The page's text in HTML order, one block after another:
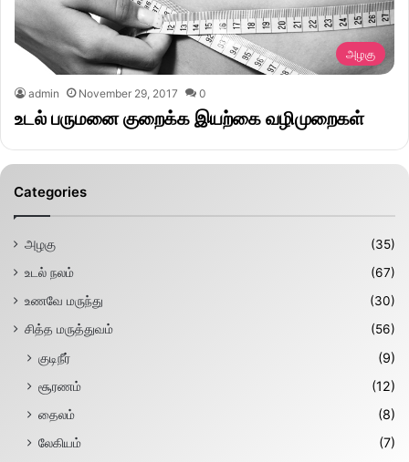
அழகு
admin November 29, 2017 0
உடல் பருமனை குறைக்க இயற்கை வழிமுறைகள்
Categories
அழகு
(35)
உடல் நலம்
(67)
உணவே மருந்து
(30)
சித்த மருத்துவம்
(56)
குடிநீர்
(9)
சூரணம்
(12)
தைலம்
(8)
லேகியம்
(7)